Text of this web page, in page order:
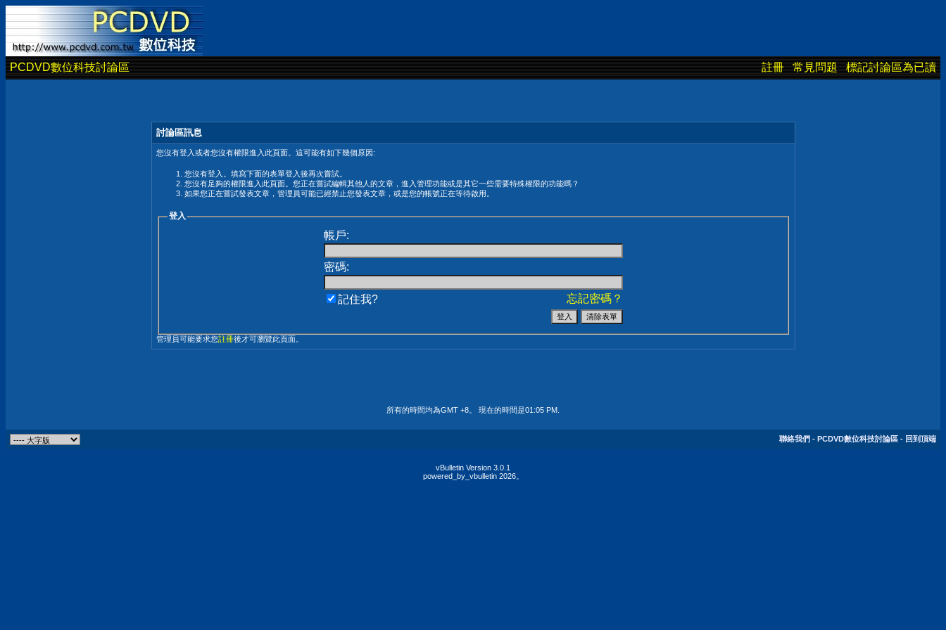
PCDVD數位科技討論區 註冊 常見問題 標記討論區為已讀
討論區訊息
您沒有登入或者您沒有權限進入此頁面。這可能有如下幾個原因:
您沒有登入。填寫下面的表單登入後再次嘗試。
您沒有足夠的權限進入此頁面。您正在嘗試編輯其他人的文章，進入管理功能或是其它一些需要特殊權限的功能嗎？
如果您正在嘗試發表文章，管理員可能已經禁止您發表文章，或是您的帳號正在等待啟用。
登入
帳戶:
密碼:
忘記密碼？
記住我?
管理員可能要求您註冊後才可瀏覽此頁面。
所有的時間均為GMT +8。 現在的時間是01:05 PM
聯絡我們 - PCDVD數位科技討論區 - 回到頂端
vBulletin Version 3.0.1
powered_by_vbulletin 2026。